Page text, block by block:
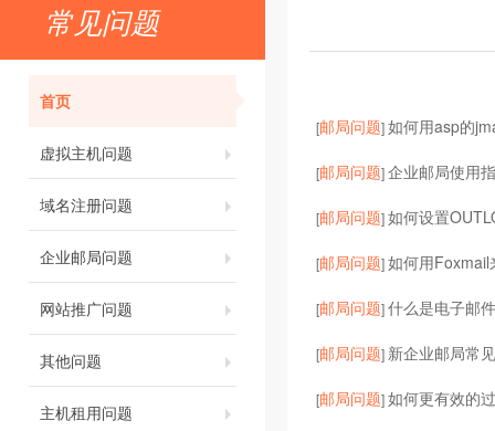
常见问题
首页
虚拟主机问题
域名注册问题
企业邮局问题
网站推广问题
其他问题
主机租用问题
[邮局问题]如何用asp的
[邮局问题]企业邮局使用
[邮局问题]如何设置
[邮局问题]如何用Foxmail
[邮局问题]什么是电子邮
[邮局问题] 新企业邮局常
[邮局问题]如何更有效的